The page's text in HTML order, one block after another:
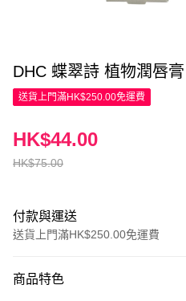
DHC 蝶翠詩 植物潤唇
送貨上門滿HK$250.00免運費
HK$75.00
HK$44.00
付款與運送
送貨上門滿HK$250.00免運費
信用卡
商品特色